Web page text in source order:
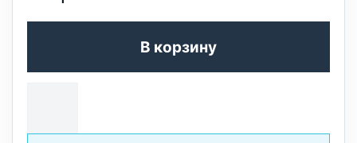
В корзину